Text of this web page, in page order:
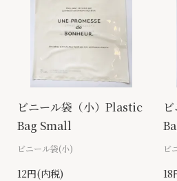
ビニール袋（小）Plastic
Bag Small
ビニール袋(小)
12円(内税)
ビ
18